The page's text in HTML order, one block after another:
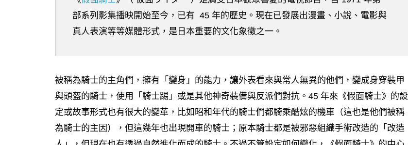
部系列影集播映開始至今，已有 45 年的歷史。現在已發展出漫畫、小說、電影與
真人表演等等媒體形式，是日本重要的文化象徵之一。
被稱為騎士的主角們，擁有「變身」的能力，讓外表看來與常人無異的他們，變成身穿裝甲
與頭盔的騎士，使用「騎士踢」或是其他神奇裝備與反派們對抗。45 年來《假面騎士》的設
定或故事形式也有很大的變革，比如昭和年代的騎士們都騎乘酷炫的機車（這也是他們被稱
為騎士的主因），但這幾年也出現開車的騎士；原本騎士都是被邪惡組織手術改造的「改造